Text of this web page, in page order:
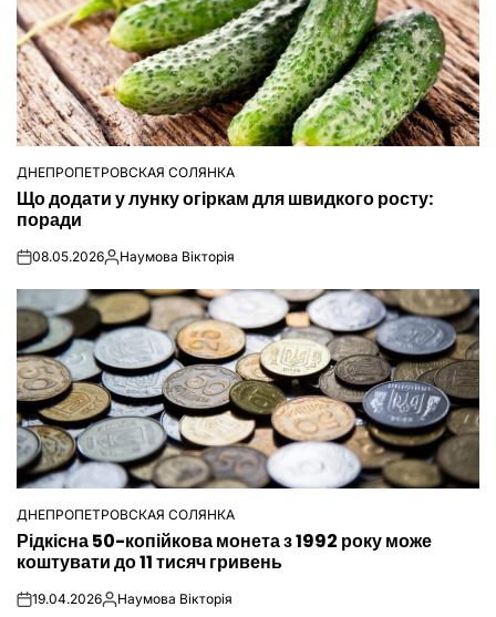
ОПУБЛІКУВАТИ
У
ДНЕПРОПЕТРОВСКАЯ СОЛЯНКА
Що додати у лунку огіркам для швидкого росту:
поради
on08.05.2026Опубліковано
Наумова Вікторія
ОПУБЛІКУВАТИ
У
ДНЕПРОПЕТРОВСКАЯ СОЛЯНКА
Рідкісна 50-копійкова монета з 1992 року може
коштувати до 11 тисяч гривень
on19.04.2026Опубліковано
Наумова Вікторія